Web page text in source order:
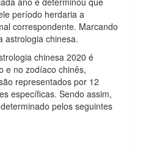
período herdaria a
correspondente. Marcando
astrologia chinesa.
chinesa 2020 é
e no zodíaco chinês,
representados por 12
específicas. Sendo assim,
pelos seguintes